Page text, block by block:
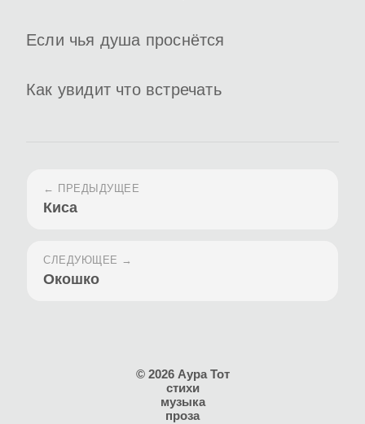
Если чья душа проснётся
Как увидит что встречать
← ПРЕДЫДУЩЕЕ
Киса
СЛЕДУЮЩЕЕ →
Окошко
© 2026 Аура Тот
стихи
музыка
проза